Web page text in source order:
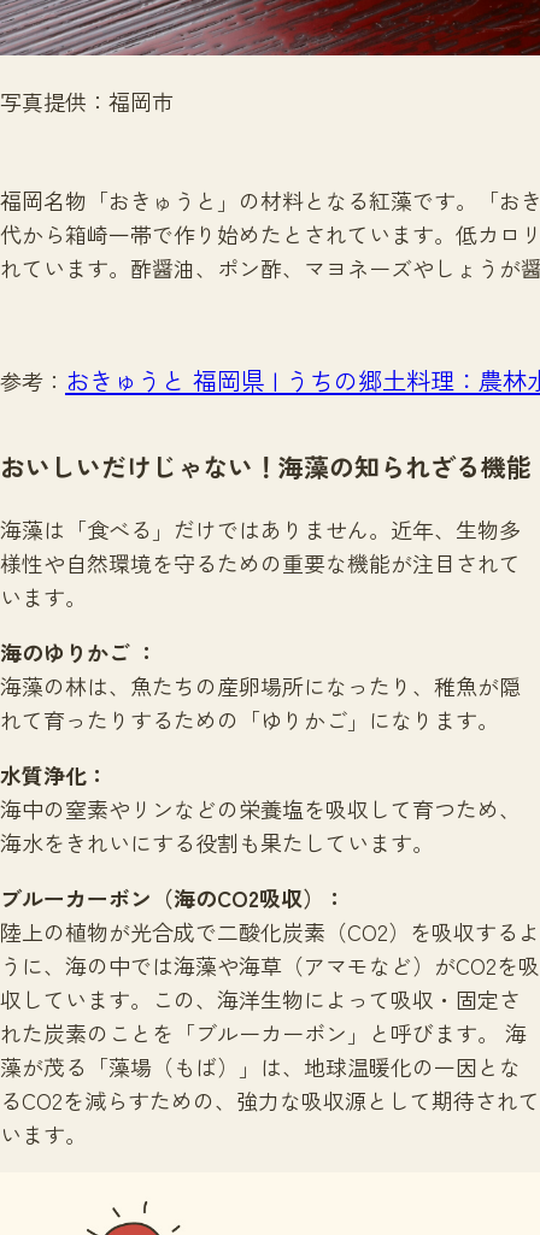
写真提供：福岡市
福岡名物「おきゅうと」の材料となる紅藻です。「お
代から箱崎一帯で作り始めたとされています。低カロ
れています。酢醤油、ポン酢、マヨネーズやしょうが
参考： おきゅうと 福岡県 | うちの郷土料理：農林
おいしいだけじゃない！海藻の知られざる機能
海藻は「食べる」だけではありません。近年、生物多
様性や自然環境を守るための重要な機能が注目されて
います。
海のゆりかご ：
海藻の林は、魚たちの産卵場所になったり、稚魚が隠
れて育ったりするための「ゆりかご」になります。
水質浄化：
海中の窒素やリンなどの栄養塩を吸収して育つため、
海水をきれいにする役割も果たしています。
ブルーカーボン（海のCO2吸収）：
陸上の植物が光合成で二酸化炭素（CO2）を吸収するよ
うに、海の中では海藻や海草（アマモなど）がCO2を吸
収しています。この、海洋生物によって吸収・固定さ
れた炭素のことを「ブルーカーボン」と呼びます。 海
藻が茂る「藻場（もば）」は、地球温暖化の一因とな
るCO2を減らすための、強力な吸収源として期待されて
います。